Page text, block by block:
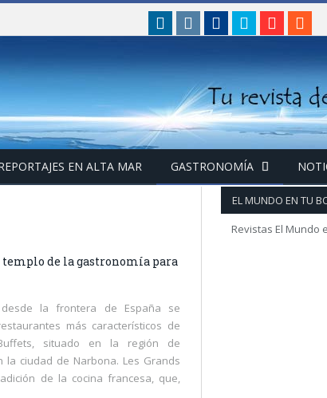
linkedininstagramFacebook
TwitterGoogle+
EN ALTA MAR GASTRONOMÍA
templo de la gastronomía para
la frontera de España se
más característicos de
situado en la región de
la ciudad de Narbona. Les Grands
de la cocina francesa, que,
EL MUNDO EN TU
Revistas El Mundo